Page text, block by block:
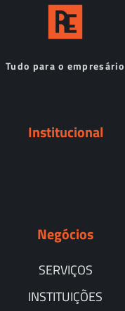
Tudo para o empresário
Institucional
Negócios
SERVIÇOS
INSTITUIÇÕES